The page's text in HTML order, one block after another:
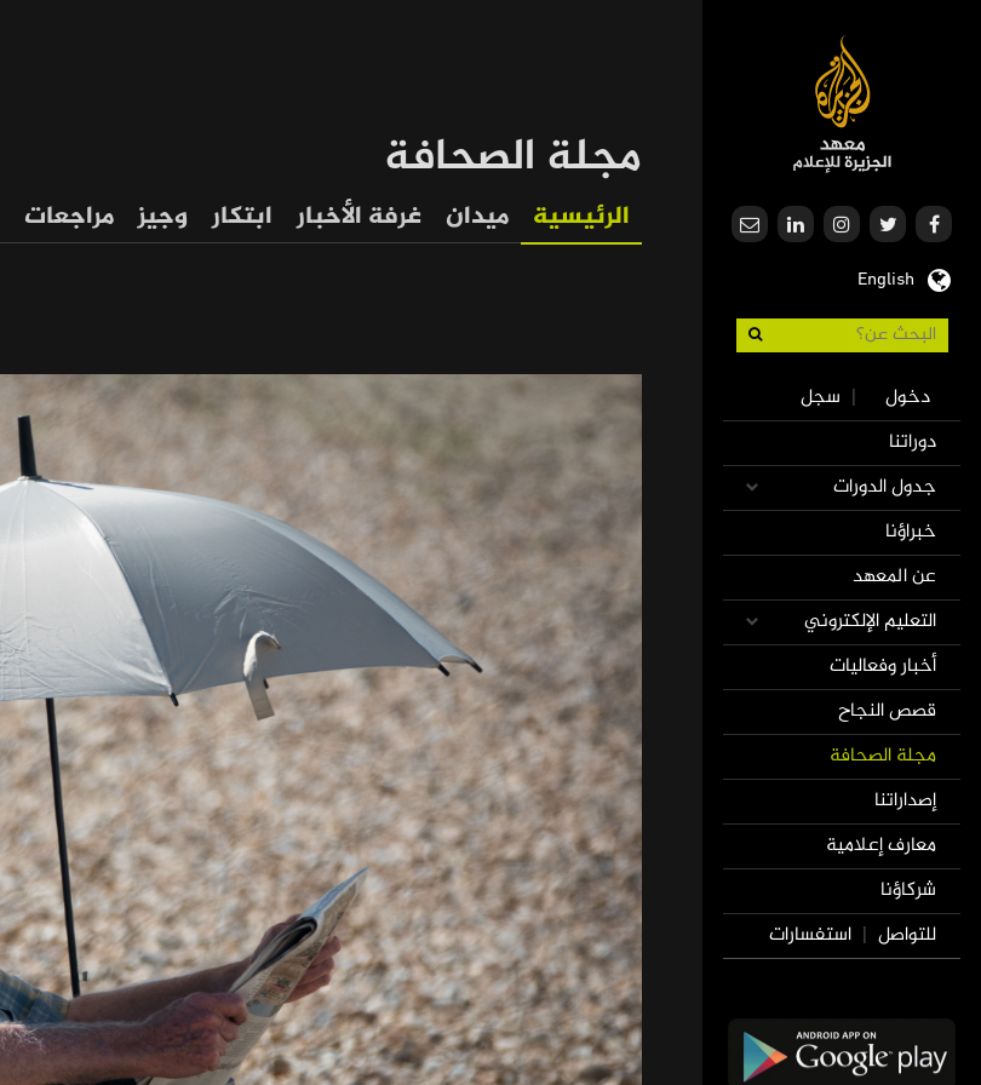
English
User
account
menu
دخول | سجل
Main
navigation
دوراتنا
جدول الدورات
خبراؤنا
عن المعهد
التعليم الإلكتروني
أخبار وفعاليات
قصص النجاح
مجلة الصحافة
إصداراتنا
معارف إعلامية
شركاؤنا
للتواصل | استفسارات
مجلة الصحافة
الرئيسية ميدان غرفة الأخبار ابتكار وجيز مراجعات